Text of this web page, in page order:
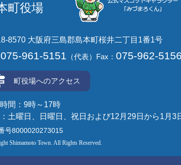
町役場
8570 大阪府三島郡島本町桜井二丁目1番1号
075-961-5151 （代表） Fax： 075-962-5156
町役場へのアクセス
間：9時～17時
土曜日、日曜日、祝日および12月29日から1月3
号8000020273015
Shimamoto Town. All Rights Reserved.